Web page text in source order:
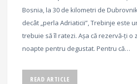
Bosnia, la 30 de kilometri de
decât „perla Adriaticii”, Trebinje este
trebuie să îl ratezi. Așa că rezervă-ți o
noapte pentru degustat. Pentru că…
READ ARTICLE